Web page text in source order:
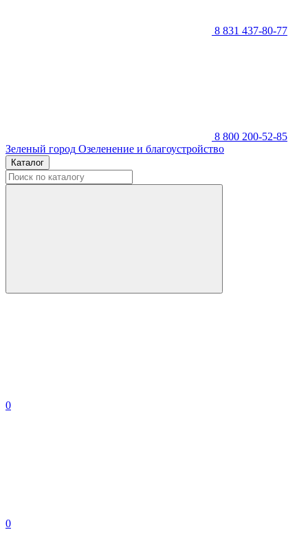
8 831 437-80-77
8 800 200-52-85
Зеленый город Озеленение и благоустройство
Каталог
0
0